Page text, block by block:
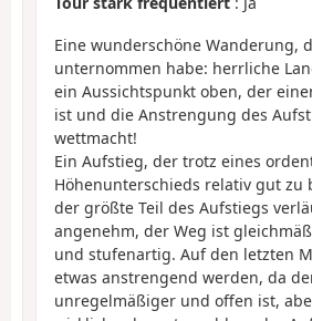
Eine wunderschöne Wanderung,
unternommen habe: herrliche
ein Aussichtspunkt oben, der
ist und die Anstrengung des
wettmacht!
Ein Aufstieg, der trotz eines
Höhenunterschieds relativ gut zu
der größte Teil des Aufstiegs
angenehm, der Weg ist
und stufenartig. Auf den letzten
etwas anstrengend werden, da
unregelmäßiger und offen ist,